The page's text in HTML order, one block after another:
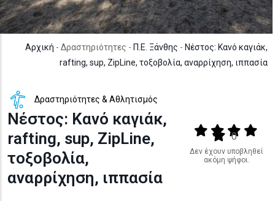
Αρχική - Δραστηριότητες - Π.Ε. Ξάνθης - Νέστος: Κανό καγιάκ,
rafting, sup, ZipLine, τοξοβολία, αναρρίχηση, ιππασία
Δραστηριότητες & Αθλητισμός
Νέστος: Κανό καγιάκ,
rafting, sup, ZipLine,
τοξοβολία,
αναρρίχηση, ιππασία
Output format
(star)(star)(star)
(star)
0
Δεν έχουν υποβληθεί
ακόμη ψήφοι.